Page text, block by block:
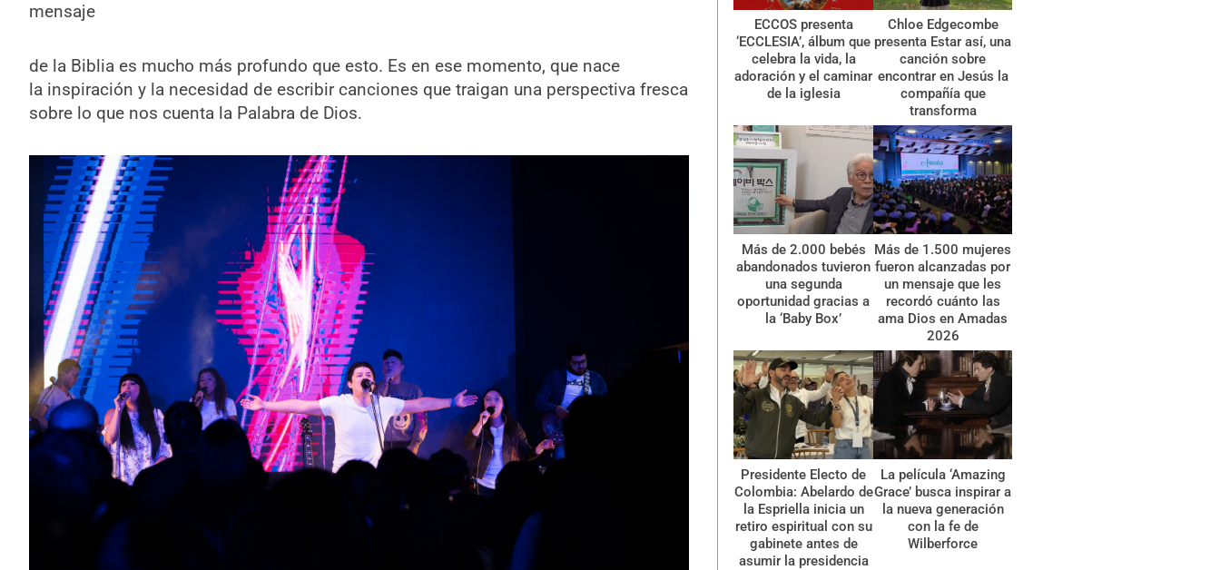
mensaje
de la Biblia es mucho más profundo que esto. Es en ese momento, que nace
la inspiración y la necesidad de escribir canciones que traigan una perspectiva fresca
sobre lo que nos cuenta la Palabra de Dios.
ECCOS presenta
‘ECCLESIA’, álbum que
celebra la vida, la
adoración y el caminar
de la iglesia
Chloe Edgecombe
presenta Estar así, una
canción sobre
encontrar en Jesús la
compañía que
transforma
Más de 2.000 bebés
abandonados tuvieron
una segunda
oportunidad gracias a
la ‘Baby Box’
Más de 1.500 mujeres
fueron alcanzadas por
un mensaje que les
recordó cuánto las
ama Dios en Amadas
2026
Presidente Electo de
Colombia: Abelardo de
la Espriella inicia un
retiro espiritual con su
gabinete antes de
asumir la presidencia
La película ‘Amazing
Grace’ busca inspirar a
la nueva generación
con la fe de
Wilberforce